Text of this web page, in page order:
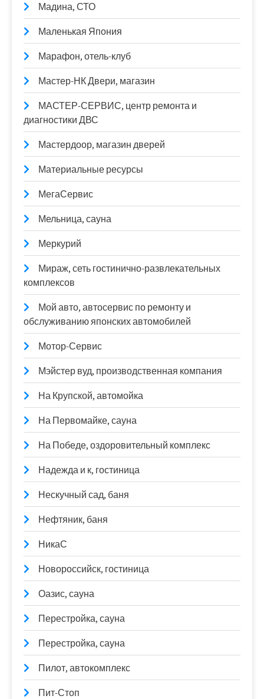
Мадина, СТО
Маленькая Япония
Марафон, отель-клуб
Мастер-НК Двери, магазин
МАСТЕР-СЕРВИС, центр ремонта и
диагностики ДВС
Мастердоор, магазин дверей
Материальные ресурсы
МегаСервис
Мельница, сауна
Меркурий
Мираж, сеть гостинично-развлекательных
комплексов
Мой авто, автосервис по ремонту и
обслуживанию японских автомобилей
Мотор-Сервис
Мэйстер вуд, производственная компания
На Крупской, автомойка
На Первомайке, сауна
На Победе, оздоровительный комплекс
Надежда и к, гостиница
Нескучный сад, баня
Нефтяник, баня
НикаС
Новороссийск, гостиница
Оазис, сауна
Перестройка, сауна
Перестройка, сауна
Пилот, автокомплекс
Пит-Стоп